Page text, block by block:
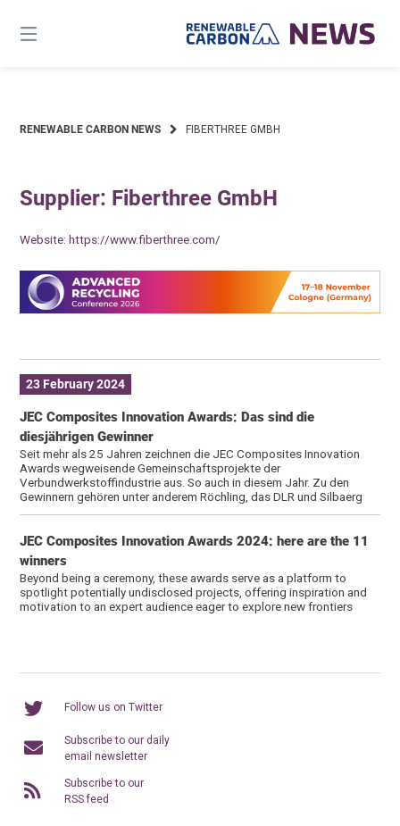
content
RENEWABLE CARBON NEWS FIBERTHREE GMBH
Supplier: Fiberthree GmbH
Website:https://www.fiberthree.com/
23 February 2024
JEC Composites Innovation Awards: Das sind die
diesjährigen Gewinner
Seit mehr als 25 Jahren zeichnen die JEC Composites Innovation
Awards wegweisende Gemeinschaftsprojekte der
Verbundwerkstoffindustrie aus. So auch in diesem Jahr. Zu den
Gewinnern gehören unter anderem Röchling, das DLR und Silbaerg
JEC Composites Innovation Awards 2024: here are the 11
winners
Beyond being a ceremony, these awards serve as a platform to
spotlight potentially undisclosed projects, offering inspiration and
motivation to an expert audience eager to explore new frontiers
Follow us on Twitter
Subscribe to our daily
email newsletter
Subscribe to our
RSS feed